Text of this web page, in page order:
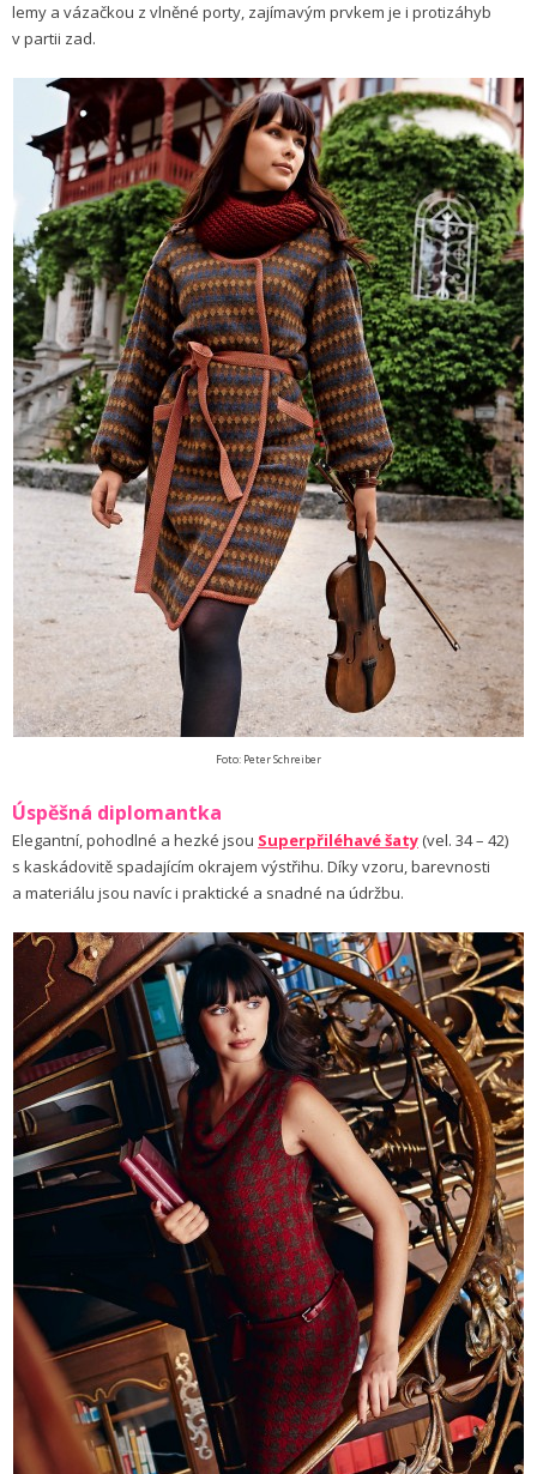
lemy a vázačkou z vlněné porty, zajímavým prvkem je i protizáhyb
v partii zad.
Foto: Peter Schreiber
Úspěšná diplomantka
Elegantní, pohodlné a hezké jsou Superpřiléhavé šaty (vel. 34 – 42)
s kaskádovitě spadajícím okrajem výstřihu. Díky vzoru, barevnosti
a materiálu jsou navíc i praktické a snadné na údržbu.